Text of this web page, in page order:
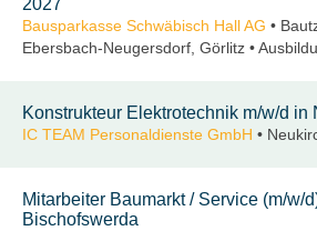
2027
Bausparkasse Schwäbisch Hall AG •
Ebersbach-Neugersdorf, Görlitz •
Konstrukteur Elektrotechnik m/w/d in
IC TEAM Personaldienste GmbH •
Mitarbeiter Baumarkt / Service (m/w/
Bischofswerda